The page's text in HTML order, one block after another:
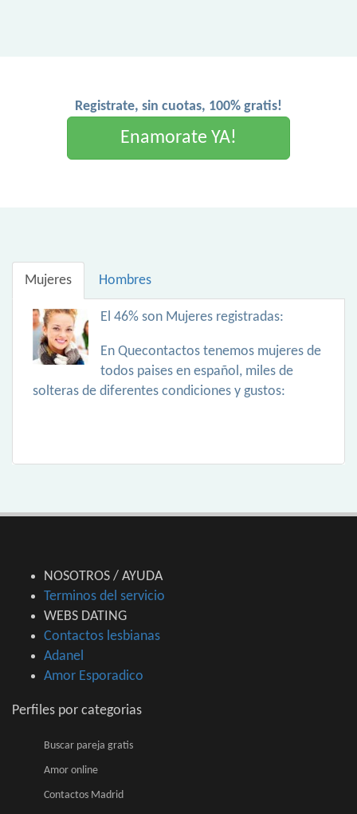
Registrate, sin cuotas, 100% gratis!
Enamorate YA!
Mujeres Hombres
El 46% son Mujeres registradas:
En Quecontactos tenemos mujeres de
todos paises en español, miles de
solteras de diferentes condiciones y gustos:
NOSOTROS / AYUDA
Terminos del servicio
WEBS DATING
Contactos lesbianas
Adanel
Amor Esporadico
Perfiles por categorias
Buscar pareja gratis
Amor online
Contactos Madrid